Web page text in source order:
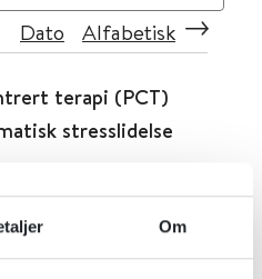
Om
Dato Alfabetisk
terapi (PCT)
stresslidelse